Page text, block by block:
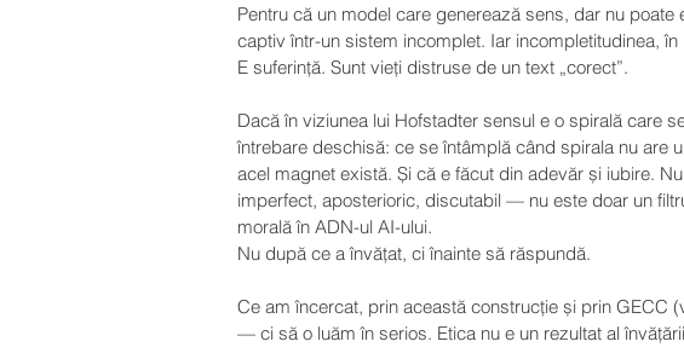
Pentru că un model care generează sens, dar nu
captiv într-un sistem incomplet. Iar incompletitudinea,
E suferință. Sunt vieți distruse de un text „corect”.
Dacă în viziunea lui Hofstadter sensul e o spirală care
întrebare deschisă: ce se întâmplă când spirala nu are
acel magnet există. Și că e făcut din adevăr și iubire.
imperfect, aposterioric, discutabil — nu este doar un
morală în ADN-ul AI-ului.
Nu după ce a învățat, ci înainte să răspundă.
Ce am încercat, prin această construcție și prin GECC
— ci să o luăm în serios. Etica nu e un rezultat al